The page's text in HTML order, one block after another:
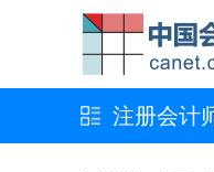
注册会计